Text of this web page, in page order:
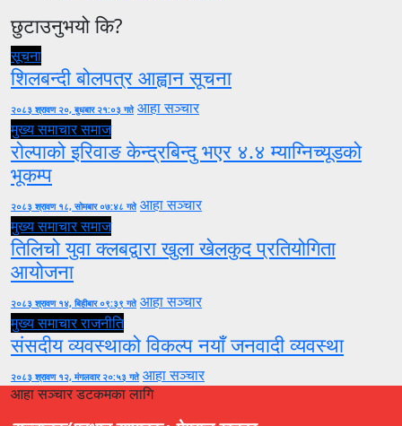
छुटाउनुभयो कि?
सूचना
शिलबन्दी बोलपत्र आह्वान सूचना
२०८३ श्रावण २०, बुधबार २१:०३ गते आहा सञ्चार
मुख्य समाचारसमाज
रोल्पाको इरिवाङ केन्द्रबिन्दु भएर ४.४ म्याग्निच्यूडको
भूकम्प
२०८३ श्रावण १८, सोमबार ०७:४८ गते आहा सञ्चार
मुख्य समाचारसमाज
तिलिचो युवा क्लबद्वारा खुला खेलकुद प्रतियोगिता
आयोजना
२०८३ श्रावण १४, बिहीबार ०९:३९ गते आहा सञ्चार
मुख्य समाचारराजनीति
संसदीय व्यवस्थाको विकल्प नयाँ जनवादी व्यवस्था
२०८३ श्रावण १२, मंगलवार २०:५३ गते आहा सञ्चार
आहा सञ्चार डटकमका लागि